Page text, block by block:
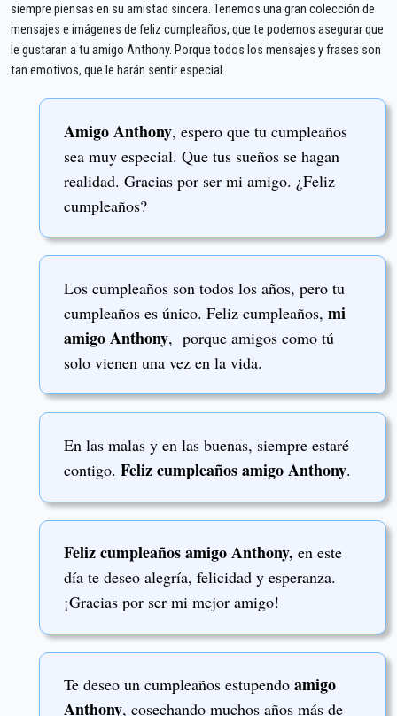
siempre piensas en su amistad sincera. Tenemos una gran colección de
mensajes e imágenes de feliz cumpleaños, que te podemos asegurar que
le gustaran a tu amigo Anthony. Porque todos los mensajes y frases son
tan emotivos, que le harán sentir especial.
Amigo Anthony, espero que tu cumpleaños
sea muy especial. Que tus sueños se hagan
realidad. Gracias por ser mi amigo. ¿Feliz
cumpleaños?
Los cumpleaños son todos los años, pero tu
cumpleaños es único. Feliz cumpleaños, mi
amigo Anthony, porque amigos como tú
solo vienen una vez en la vida.
En las malas y en las buenas, siempre estaré
contigo. Feliz cumpleaños amigo Anthony.
Feliz cumpleaños amigo Anthony, en este
día te deseo alegría, felicidad y esperanza.
¡Gracias por ser mi mejor amigo!
Te deseo un cumpleaños estupendo amigo
Anthony, cosechando muchos años más de